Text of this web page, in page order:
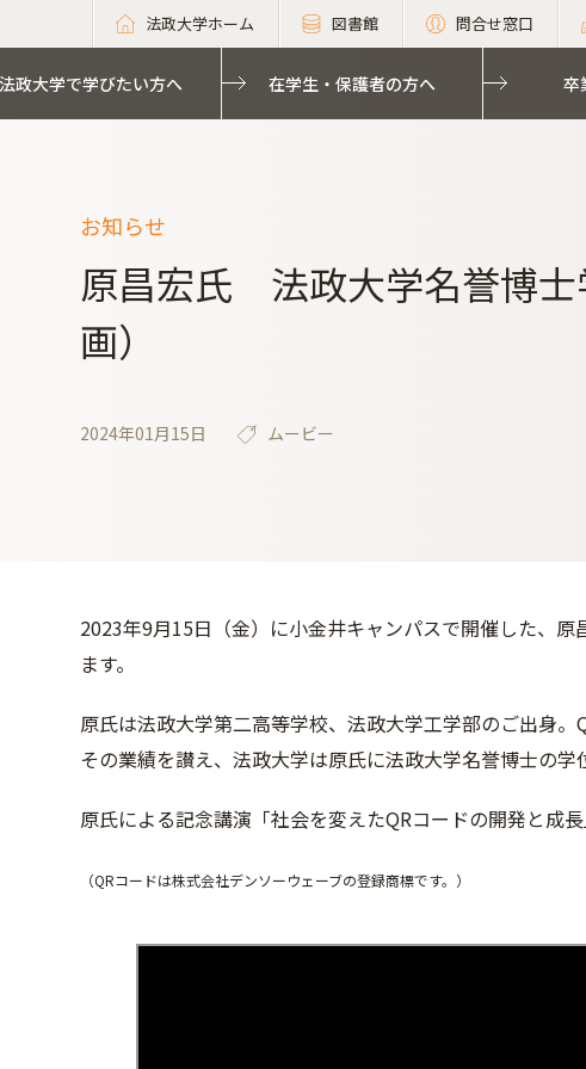
法政大学ホーム 図書館 問合せ窓口
法政大学で学びたい方へ 在学生・保護者の方へ 卒
お知らせ
原昌宏氏 法政大学名誉博士
画）
2024年01月15日 ムービー
2023年9月15日（金）に小金井キャンパスで開催した、
ます。
原氏は法政大学第二高等学校、法政大学工学部のご出身
その業績を讃え、法政大学は原氏に法政大学名誉博士の学
原氏による記念講演「社会を変えたQRコードの開発と成
（QRコードは株式会社デンソーウェーブの登録商標です。）